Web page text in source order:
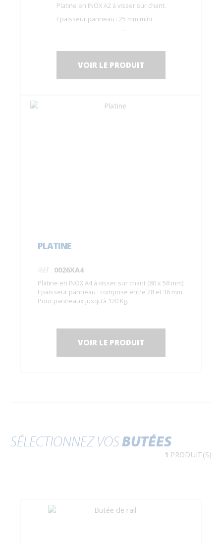
Platine en INOX A2 à visser sur chant.
Epaisseur panneau : 25 mm mini.
Pour panneaux jusqu’à 80 Kg.
VOIR LE PRODUIT
PLATINE
Réf : 0026XA4
Platine en INOX A4 à visser sur chant (80 x 58 mm).
Epaisseur panneau : comprise entre 28 et 36 mm.
Pour panneaux jusqu’à 120 Kg.
VOIR LE PRODUIT
SÉLECTIONNEZ VOSBUTÉES
1 PRODUIT(S)